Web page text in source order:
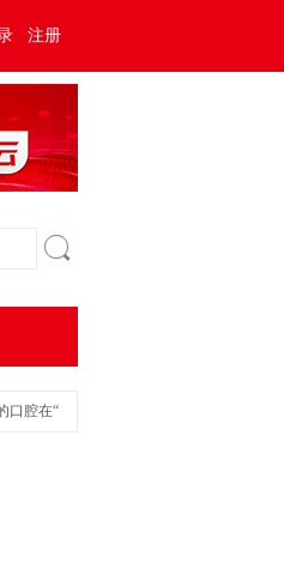
注册
救” 防止“空调病”不在开不开，而在怎么